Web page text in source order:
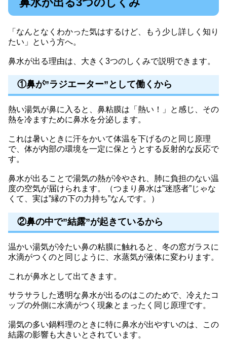
「なんとなくわかった気はするけど、もう少し詳しく知り
たい」という方へ。
鼻水が出る理由は、大きく3つのしくみで説明できます。
①鼻が”ラジエーター”として働くから
熱い湯気が鼻に入ると、鼻粘膜は「熱い！」と感じ、その
熱を冷ますために鼻水を分泌します。
これは暑いときに汗をかいて体温を下げるのと同じ原理
で、体が内部の環境を一定に保とうとする反射的な反応で
す。
鼻水が出ることで湯気の熱が冷やされ、肺に負担のない温
度の空気が届けられます。（つまり鼻水は”迷惑者”じゃな
くて、実は”縁の下の力持ち”なんです。）
②鼻の中で”結露”が起きているから
温かい湯気が冷たい鼻の粘膜に触れると、冬の窓ガラスに
水滴がつくのと同じように、水蒸気が液体に変わります。
これが鼻水として出てきます。
サラサラした透明な鼻水が出るのはこのためで、冷えたコ
ップの外側に水滴がつく現象とまったく同じ原理です。
湯気の多い鍋料理のときに特に鼻水が出やすいのは、この
結露の影響も大きいとされています。